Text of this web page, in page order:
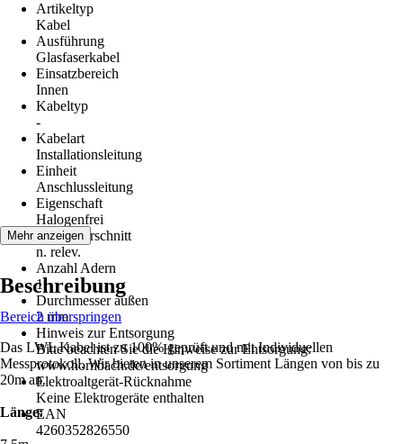
Artikeltyp
Kabel
Ausführung
Glasfaserkabel
Einsatzbereich
Innen
Kabeltyp
-
Kabelart
Installationsleitung
Einheit
Anschlussleitung
Eigenschaft
Halogenfrei
Leiterquerschnitt
n. relev.
Anzahl Adern
1
Durchmesser außen
2 mm
Hinweis zur Entsorgung
Bitte beachten Sie die Hinweise zur Entsorgung:
www.hornbach.de/entsorgung
Elektroaltgerät-Rücknahme
Keine Elektrogeräte enthalten
EAN
4260352826550
Mehr anzeigen
Beschreibung
Bereich überspringen
Das LWL Kabel ist zu 100% geprüft und mit Individuellen
Messprotokoll. Wir bieten in unserem Sortiment Längen von bis zu
20m an.
Länge: